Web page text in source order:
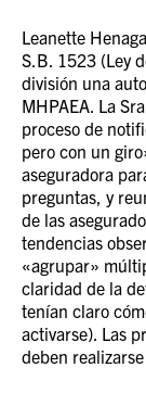
Leanette
S.B. 1523 (Ley
división una
MHPAEA. La
proceso de
pero con un
aseguradora
preguntas, y
de las
tendencias
«agrupar»
claridad de la
tenían claro
activarse). Las
deben